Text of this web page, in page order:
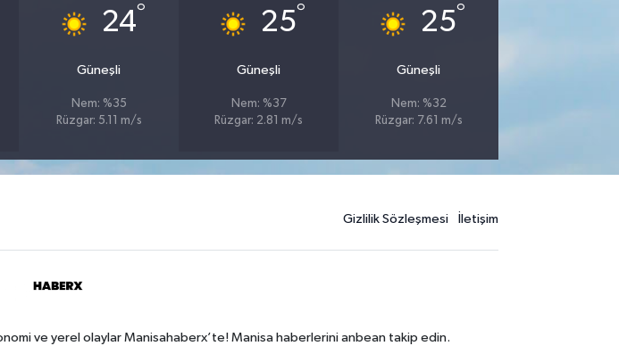
24°
Güneşli
Nem: %35
Rüzgar: 5.11 m/s
25°
Güneşli
Nem: %37
Rüzgar: 2.81 m/s
25°
Güneşli
Nem: %32
Rüzgar: 7.61 m/s
Gizlilik Sözleşmesi İletişim
ve yerel olaylar Manisahaberx’te! Manisa haberlerini anbean takip edin.